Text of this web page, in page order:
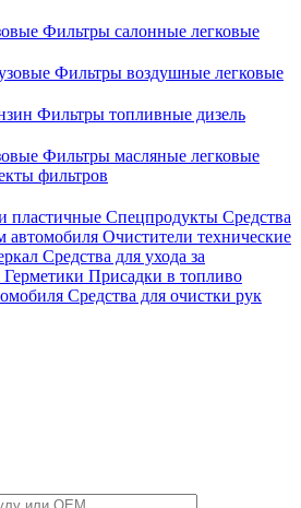
Фильтры салонные легковые
Фильтры воздушные легковые
Фильтры топливные дизель
Фильтры масляные легковые
фильтров
пластичные Спецпродукты Средства
автомобиля Очистители технические
Средства для ухода за
Герметики Присадки в топливо
Средства для очистки рук